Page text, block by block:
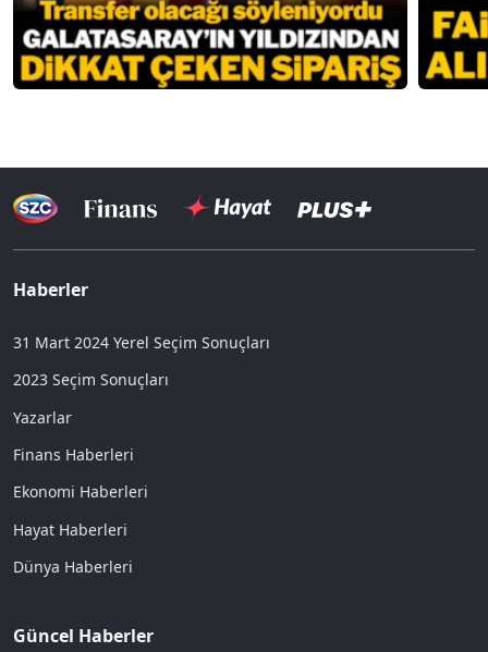
Haberler
31 Mart 2024 Yerel Seçim Sonuçları
2023 Seçim Sonuçları
Yazarlar
Finans Haberleri
Ekonomi Haberleri
Hayat Haberleri
Dünya Haberleri
Güncel Haberler